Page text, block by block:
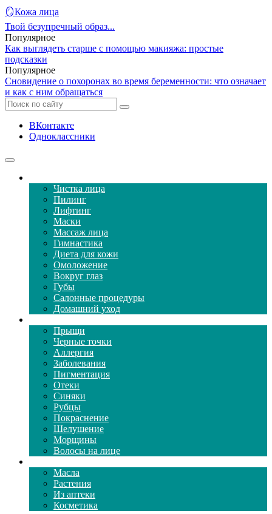
🪞Кожа лица
Твой безупречный образ...
Популярное
Как выглядеть старше с помощью макияжа: простые
подсказки
Популярное
Сновидение о похоронах во время беременности: что означает
и как с ним обращаться
ВКонтакте
Одноклассники
Чистка лица
Пилинг
Лифтинг
Маски
Массаж лица
Гимнастика
Диета для кожи
Омоложение
Вокруг глаз
Губы
Салонные процедуры
Домашний уход
Прыщи
Черные точки
Аллергия
Заболевания
Пигментация
Отеки
Синяки
Рубцы
Покраснение
Шелушение
Морщины
Волосы на лице
Масла
Растения
Из аптеки
Косметика